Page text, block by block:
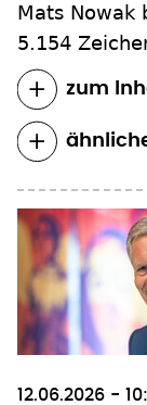
Mats Nowak
5.154
zum
12.06.2026 -